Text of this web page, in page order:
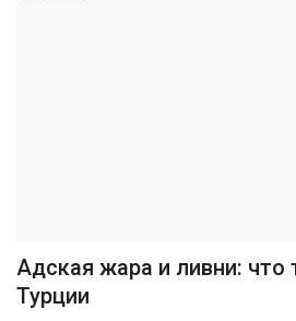
Адская жара и ливни: что
Турции